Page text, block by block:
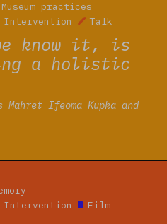
Museum practices
Intervention
Talk
know it, is
a holistic
Ifeoma Kupka and
Intervention
Film